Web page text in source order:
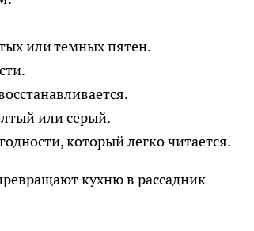
или темных пятен.
или серый.
который легко читается.
кухню в рассадник